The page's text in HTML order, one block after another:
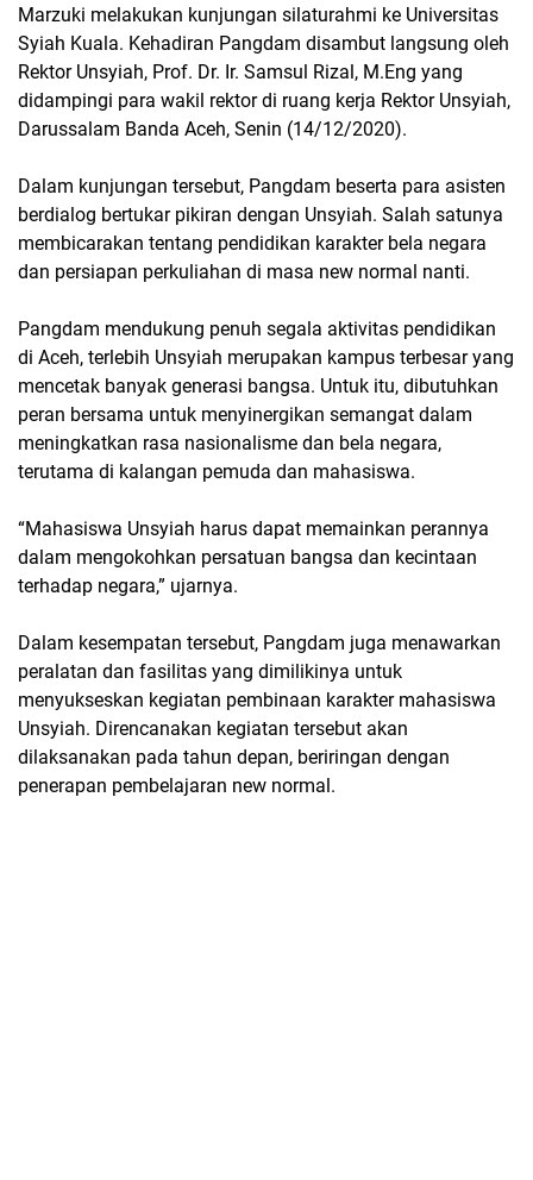
Marzuki melakukan kunjungan silaturahmi ke Universitas
Syiah Kuala. Kehadiran Pangdam disambut langsung oleh
Rektor Unsyiah, Prof. Dr. Ir. Samsul Rizal, M.Eng yang
didampingi para wakil rektor di ruang kerja Rektor Unsyiah,
Darussalam Banda Aceh, Senin (14/12/2020).
Dalam kunjungan tersebut, Pangdam beserta para asisten
berdialog bertukar pikiran dengan Unsyiah. Salah satunya
membicarakan tentang pendidikan karakter bela negara
dan persiapan perkuliahan di masa new normal nanti.
Pangdam mendukung penuh segala aktivitas pendidikan
di Aceh, terlebih Unsyiah merupakan kampus terbesar yang
mencetak banyak generasi bangsa. Untuk itu, dibutuhkan
peran bersama untuk menyinergikan semangat dalam
meningkatkan rasa nasionalisme dan bela negara,
terutama di kalangan pemuda dan mahasiswa.
“Mahasiswa Unsyiah harus dapat memainkan perannya
dalam mengokohkan persatuan bangsa dan kecintaan
terhadap negara,” ujarnya.
Dalam kesempatan tersebut, Pangdam juga menawarkan
peralatan dan fasilitas yang dimilikinya untuk
menyukseskan kegiatan pembinaan karakter mahasiswa
Unsyiah. Direncanakan kegiatan tersebut akan
dilaksanakan pada tahun depan, beriringan dengan
penerapan pembelajaran new normal.